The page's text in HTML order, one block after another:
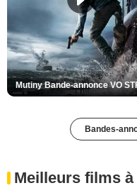
Mutiny Bande-annonce VO
Bandes-
Meilleurs films